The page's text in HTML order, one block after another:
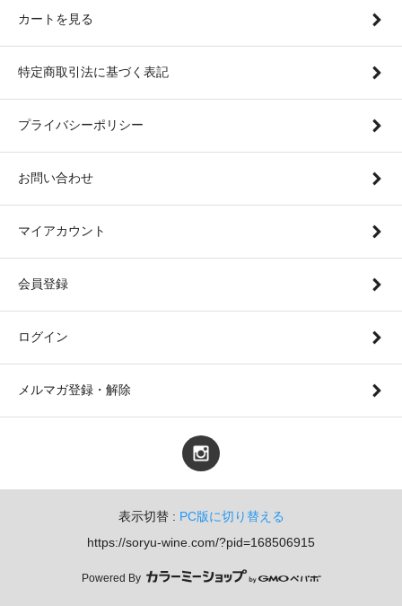
カートを見る
特定商取引法に基づく表記
プライバシーポリシー
お問い合わせ
マイアカウント
会員登録
ログイン
メルマガ登録・解除
表示切替 : PC版に切り替える
https://soryu-wine.com/?pid=168506915
Powered By